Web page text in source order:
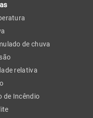
de chuva
relativa
de Incêndio